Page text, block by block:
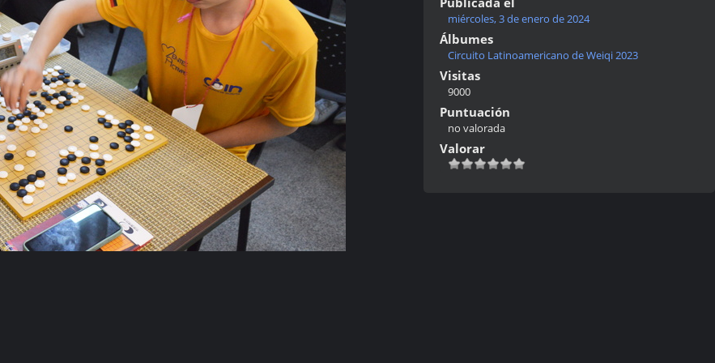
miércoles, 3 de enero de 2024
Álbumes
Circuito Latinoamericano de Weiqi 2023
Visitas
9000
Puntuación
no valorada
Valorar